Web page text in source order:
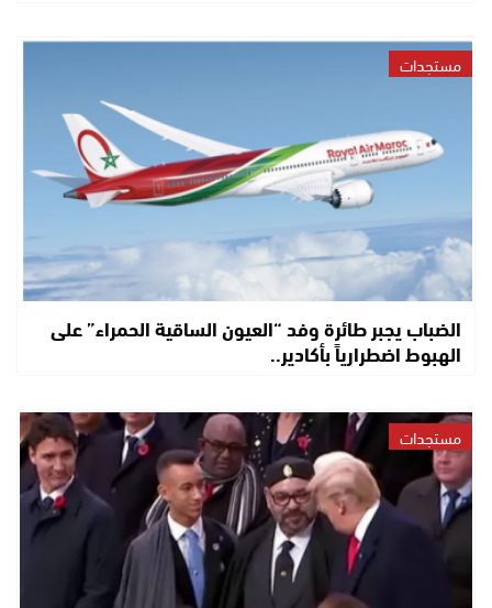
مستجدات
الضباب يجبر طائرة وفد “العيون الساقية الحمراء” على
الهبوط اضطرارياً بأكادير..
مستجدات